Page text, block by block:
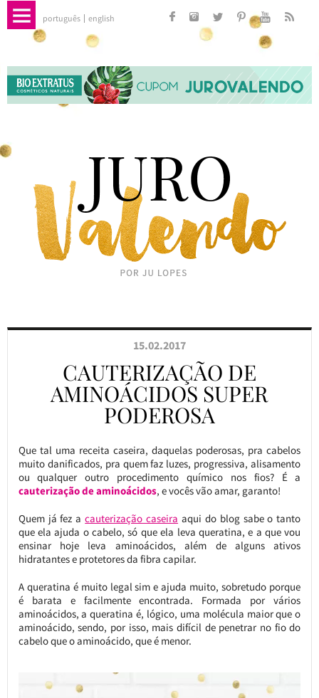
português english
15.02.2017
CAUTERIZAÇÃO DE
AMINOÁCIDOS SUPER
PODEROSA
Que tal uma receita caseira, daquelas poderosas, pra cabelos
muito danificados, pra quem faz luzes, progressiva, alisamento
ou qualquer outro procedimento químico nos fios? É a
cauterização de aminoácidos, e vocês vão amar, garanto!
Quem já fez acauterização caseira aqui do blog sabe o tanto
que ela ajuda o cabelo, só que ela leva queratina, e a que vou
ensinar hoje leva aminoácidos, além de alguns ativos
hidratantes e protetores da fibra capilar.
A queratina é muito legal sim e ajuda muito, sobretudo porque
é barata e facilmente encontrada. Formada por vários
aminoácidos, a queratina é, lógico, uma molécula maior que o
aminoácido, sendo, por isso, mais difícil de penetrar no fio do
cabelo que o aminoácido, que é menor.